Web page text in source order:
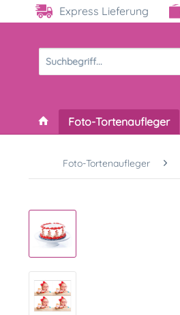
Express Lieferung
Foto-Tortenaufleger
Foto-Tortenaufleger